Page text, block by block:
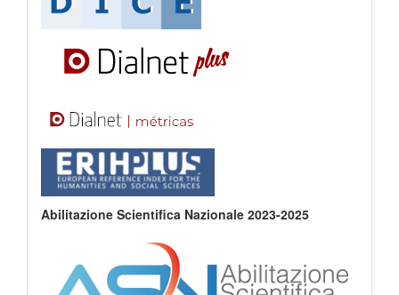
Abilitazione Scientifica Nazionale 2023-2025